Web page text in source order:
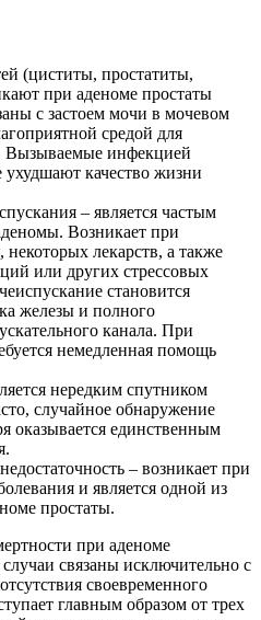
(циститы, простатиты,
при аденоме простаты
с застоем мочи в мочевом
средой для
Вызываемые инфекцией
качество жизни
– является частым
Возникает при
некоторых лекарств, а также
или других стрессовых
становится
железы и полного
канала. При
немедленная помощь
нередким спутником
случайное обнаружение
оказывается единственным
– возникает при
и является одной из
простаты.
при аденоме
связаны исключительно с
своевременного
главным образом от трех